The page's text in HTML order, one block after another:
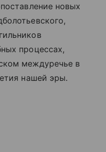
новых
процессах,
междуречье в
нашей эры.